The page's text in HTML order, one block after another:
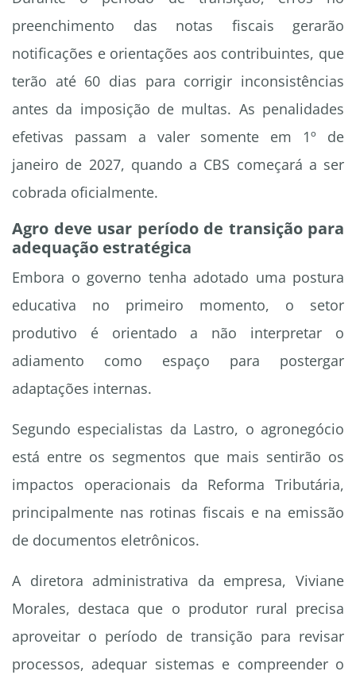
preenchimento das notas fiscais gerarão
notificações e orientações aos contribuintes, que
terão até 60 dias para corrigir inconsistências
antes da imposição de multas. As penalidades
efetivas passam a valer somente em 1º de
janeiro de 2027, quando a CBS começará a ser
cobrada oficialmente.
Agro deve usar período de transição para
adequação estratégica
Embora o governo tenha adotado uma postura
educativa no primeiro momento, o setor
produtivo é orientado a não interpretar o
adiamento como espaço para postergar
adaptações internas.
Segundo especialistas da Lastro, o agronegócio
está entre os segmentos que mais sentirão os
impactos operacionais da Reforma Tributária,
principalmente nas rotinas fiscais e na emissão
de documentos eletrônicos.
A diretora administrativa da empresa, Viviane
Morales, destaca que o produtor rural precisa
aproveitar o período de transição para revisar
processos, adequar sistemas e compreender o